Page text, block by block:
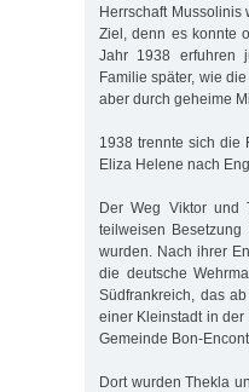
Herrschaft
Ziel, denn es konnte
Jahr 1938 erfuhren
Familie später, wie
aber durch geheime
1938 trennte sich die
Eliza Helene nach
Der Weg Viktor und
teilweisen
wurden. Nach ihrer
die deutsche
Südfrankreich, das
einer Kleinstadt in
Gemeinde Bon-
Dort wurden Thekla